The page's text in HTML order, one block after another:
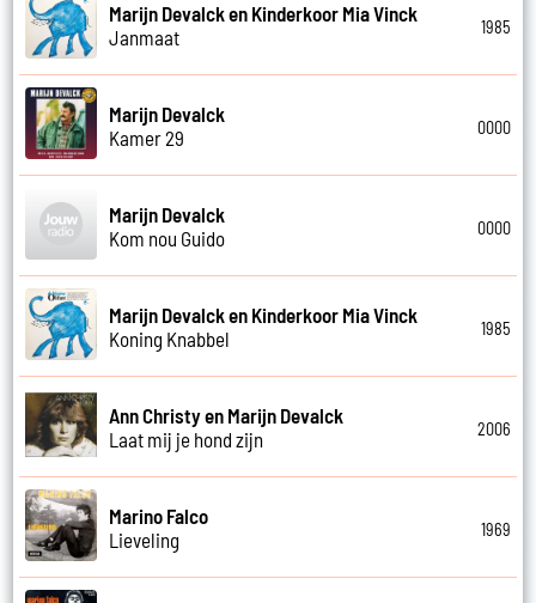
Marijn Devalck en Kinderkoor Mia Vinck
Janmaat
1985
Marijn Devalck
Kamer 29
0000
Marijn Devalck
Kom nou Guido
0000
Marijn Devalck en Kinderkoor Mia Vinck
Koning Knabbel
1985
Ann Christy en Marijn Devalck
Laat mij je hond zijn
2006
Marino Falco
Lieveling
1969